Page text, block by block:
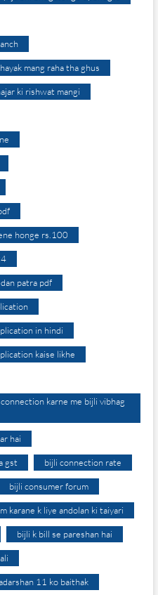
mang raha tha ghus
ki rishwat mangi
honge rs.100
patra pdf
in hindi
kaise likhe
karne me bijli vibhag
hai
gst bijli connection rate
bijli consumer forum
karane k liye andolan ki taiyari
bijli k bill se pareshan hai
11 ko baithak